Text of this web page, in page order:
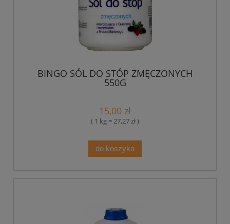
BINGO SÓL DO STÓP ZMĘCZONYCH
550G
15,00 zł
( 1 kg = 27,27 zł )
do koszyka